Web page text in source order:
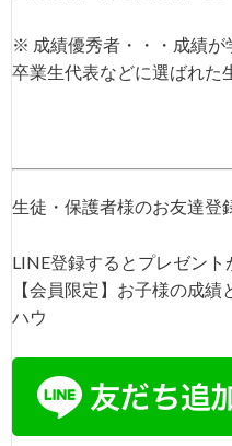
※ 成績優秀者・・・成績が
卒業生代表などに選ばれた
生徒・保護者様のお友達登
LINE登録するとプレゼント
【会員限定】お子様の成
ハウ